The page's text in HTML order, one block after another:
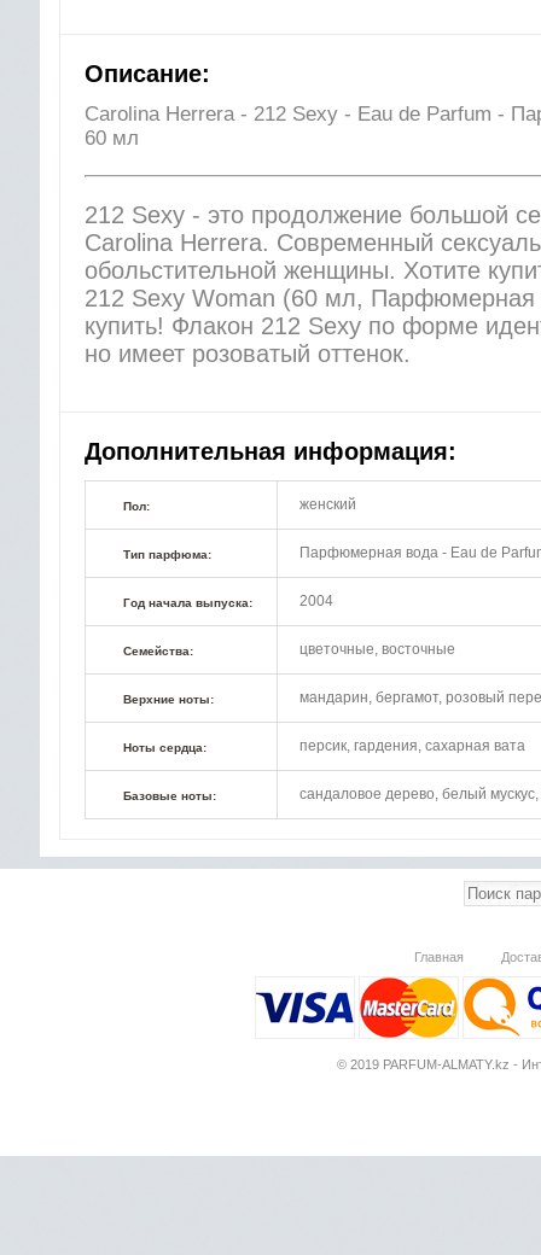
Описание:
Carolina Herrera - 212 Sexy - Eau de Parfum -
60 мл
212 Sexy - это продолжение большой
Carolina Herrera. Современный
обольстительной женщины. Хотите
212 Sexy Woman (60 мл, Парфюмерная
купить! Флакон 212 Sexy по форме
но имеет розоватый оттенок.
Дополнительная информация:
Пол: женский
Тип парфюма: Парфюмерная вода - Eau de
Год начала выпуска: 2004
Семейства: цветочные, восточные
Верхние ноты: мандарин, бергамот, розовый
Ноты сердца: персик, гардения, сахарная вата
Базовые ноты: сандаловое дерево, белый
Главная
© 2019 PARFUM-ALMATY.kz -